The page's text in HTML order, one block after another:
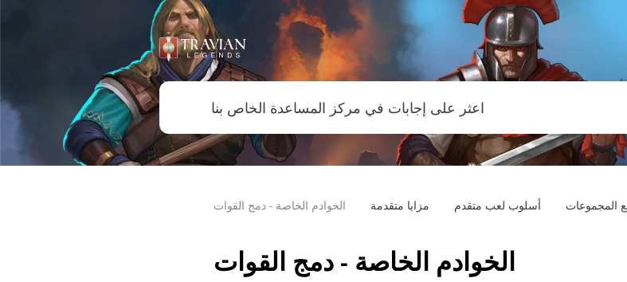
المجموعات أسلوب لعب متقدم مزايا متقدمة الخوادم الخاصة - دمج القوات
الخوادم الخاصة - دمج القوات